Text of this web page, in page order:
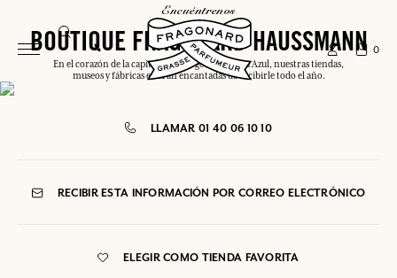
0
encuéntrenos
BOUTIQUE FRAGONARD HAUSSMANN
En el corazón de la capital o a lo largo de la Costa Azul, nuestras tiendas,
museos y fábricas estarán encantadas de recibirle todo el año.
LLAMAR 01 40 06 10 10
RECIBIR ESTA INFORMACIÓN POR CORREO ELECTRÓNICO
ELEGIR COMO TIENDA FAVORITA